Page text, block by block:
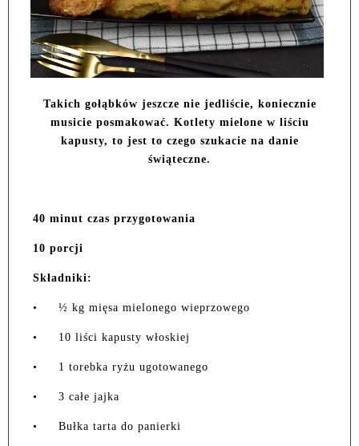
Takich gołąbków jeszcze nie jedliście, koniecznie
musicie posmakować. Kotlety mielone w liściu
kapusty, to jest to czego szukacie na danie
świąteczne.
40 minut czas przygotowania
10 porcji
Składniki:
• ½ kg mięsa mielonego wieprzowego
• 10 liści kapusty włoskiej
• 1 torebka ryżu ugotowanego
• 3 całe jajka
• Bułka tarta do panierki